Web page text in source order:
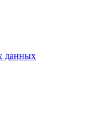
данных